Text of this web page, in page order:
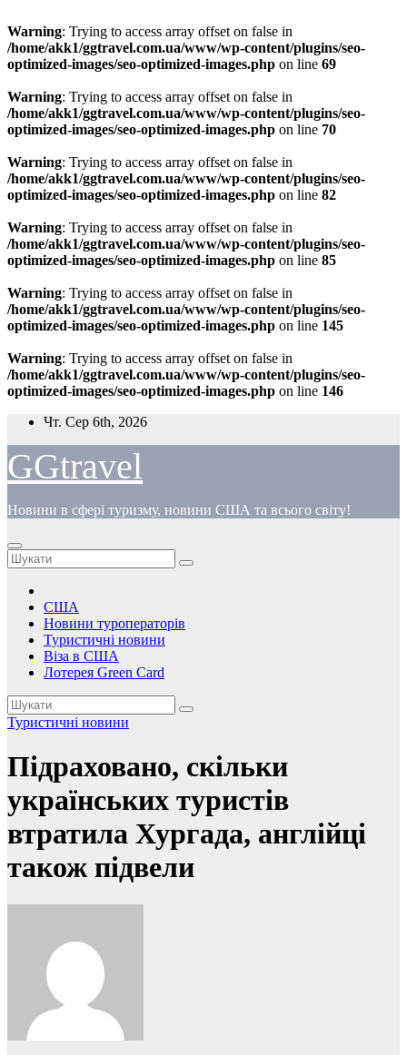
Warning: Trying to access array offset on false in
/home/akk1/ggtravel.com.ua/www/wp-content/plugins/seo-
optimized-images/seo-optimized-images.php on line 69
Warning: Trying to access array offset on false in
/home/akk1/ggtravel.com.ua/www/wp-content/plugins/seo-
optimized-images/seo-optimized-images.php on line 70
Warning: Trying to access array offset on false in
/home/akk1/ggtravel.com.ua/www/wp-content/plugins/seo-
optimized-images/seo-optimized-images.php on line 82
Warning: Trying to access array offset on false in
/home/akk1/ggtravel.com.ua/www/wp-content/plugins/seo-
optimized-images/seo-optimized-images.php on line 85
Warning: Trying to access array offset on false in
/home/akk1/ggtravel.com.ua/www/wp-content/plugins/seo-
optimized-images/seo-optimized-images.php on line 145
Warning: Trying to access array offset on false in
/home/akk1/ggtravel.com.ua/www/wp-content/plugins/seo-
optimized-images/seo-optimized-images.php on line 146
Перейти
вмісту
Чт. Сер 6th, 2026
GGtravel
Новини в сфері туризму, новини США та всього світу!
США
Новини туроператорів
Туристичні новини
Віза в США
Лотерея Green Card
Туристичні новини
Підраховано, скільки
українських туристів
втратила Хургада, англійці
також підвели